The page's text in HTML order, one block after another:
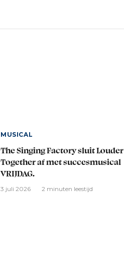
MUSICAL
The Singing Factory sluit Louder
Together af met succesmusical
VRIJDAG.
3 juli 2026 2 minuten leestijd